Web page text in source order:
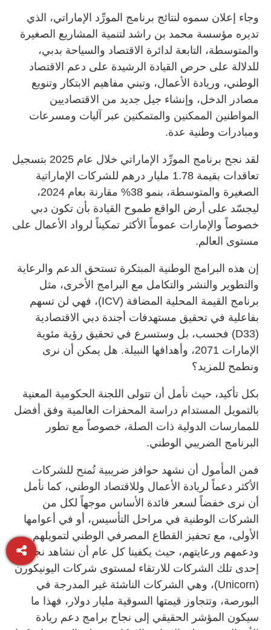
وجاء إعلان سموه لنتائج برنامج المورِّد الإماراتي، الذي
تديره مؤسسة محمد بن راشد لتنمية المشاريع الصغيرة
والمتوسطة، التابعة لدائرة الاقتصاد والسياحة بدبي،
للدلالة على حرص القيادة الرشيدة على دعم الاقتصاد
الوطني، وريادة الأعمال، وتبني مفاهيم الابتكار وتنويع
مصادر الدخل، وإنشاء جيل جديد من الاقتصاديين
المواطنين الممكنين والمتمكنين عبر آليات ومسرعات
ومبادرات وطنية عدة.
لقد نجح برنامج المورِّد الإماراتي خلال عام 2025 بتسجيل
تعاقدات بقيمة 1.78 مليار درهم للشركات الإماراتية
الصغيرة والمتوسطة، بنمو 38% مقارنة بعام 2024،
ليجسّد على أرض الواقع طموح القيادة بأن تكون دبي
خصوصاً والإمارات عموماً الأكثر تمكيناً لرواد الأعمال على
مستوى العالم.
إن هذه البرامج الوطنية المبتكرة تستحق الدعم والرعاية
والتطوير والنشر والتكامل مع البرامج الأخرى، مثل
برنامج القيمة المحلية المضافة (ICV)، فهي لن تسهم
بفاعلية في تحقيق مستهدفات أجندة دبي الاقتصادية
(D33) فحسب، بل وستسرع في تحقيق رؤية مئوية
الإمارات 2071، وأهدافها النبيلة. هل يمكن أن نرى
ونطمح للمزيد؟
بكل تأكيد، حيث نأمل أن تتولى اللجنة الحكومية المعنية
بالتمويل المستدام دراسة المحفزات العالمية وفق أفضل
للممارسات الدولية ذات الصلة، خصوصاً مع تطور
البرنامج الضريبي الوطني.
فمن المأمول أن نشهد حوافز ضريبية تُمنح للشركات
الأكثر دعماً لريادة الأعمال وللاقتصاد الوطني، كما نأمل
أن نرى خفضاً لسعر فائدة الأساس موجهاً لكل من
الشركات الوطنية في مراحل التأسيس، أو في أعوامها
الأولى، مع تحفيز القطاع المصرفي الوطني لتمويلهم
ودعمهم ورعايتهم، حيث يكفينا كل عام أن نشاهد نجاح
إحدى تلك الشركات للارتقاء لمستوى شركات اليونيكورن
(Unicorn)، وهي الشركات الناشئة غير المدرجة في
البورصة، وتتجاوز قيمتها السوقية مليار دولار، فهذا ما
سيكون المؤشر الحقيقي إلى نجاح برامج دعم ريادة